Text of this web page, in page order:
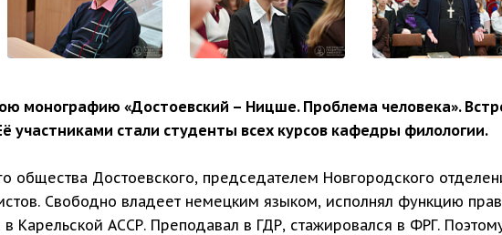
монографию «Достоевский – Ницше. Проблема человека».
участниками стали студенты всех курсов кафедры филологии.
общества Достоевского, председателем Новгородского
Свободно владеет немецким языком, исполнял функцию
Карельской АССР. Преподавал в ГДР, стажировался в ФРГ.